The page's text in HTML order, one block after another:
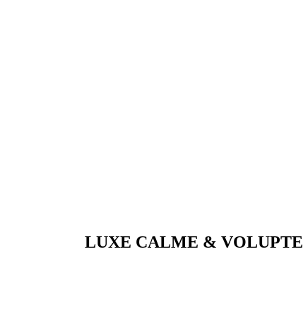
LUXE CALME & VOLUPTE